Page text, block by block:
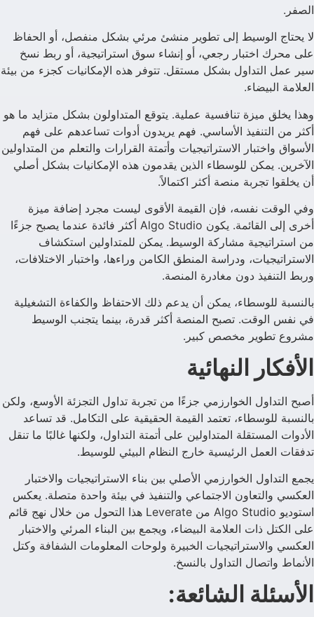
الصفر.
لا يحتاج الوسيط إلى تطوير منشئ مرئي بشكل منفصل، أو الحفاظ
على محرك اختبار رجعي، أو إنشاء سوق استراتيجية، أو ربط نسخ
سير عمل التداول بشكل مستقل. تتوفر هذه الإمكانيات كجزء من بيئة
العلامة البيضاء.
وهذا يخلق ميزة تنافسية عملية. يتوقع المتداولون بشكل متزايد ما هو
أكثر من التنفيذ الأساسي. فهم يريدون أدوات تساعدهم على فهم
الأسواق واختبار الاستراتيجيات وأتمتة القرارات والتعلم من المتداولين
الآخرين. يمكن للوسطاء الذين يقدمون هذه الإمكانيات بشكل أصلي
أن يخلقوا تجربة منصة أكثر اكتمالاً.
وفي الوقت نفسه، فإن القيمة الأقوى ليست مجرد إضافة ميزة
أخرى إلى القائمة. يكون Algo Studio أكثر فائدة عندما يصبح جزءًا
من استراتيجية مشاركة الوسيط. يمكن للمتداولين استكشاف
الاستراتيجيات، ودراسة المنطق الكامن وراءها، واختبار الاختلافات،
وربط التنفيذ دون مغادرة المنصة.
بالنسبة للوسطاء، يمكن أن يدعم ذلك الاحتفاظ والكفاءة التشغيلية
في نفس الوقت. تصبح المنصة أكثر قدرة، بينما يتجنب الوسيط
مشروع تطوير مخصص كبير.
الأفكار النهائية
أصبح التداول الخوارزمي جزءًا من تجربة تداول التجزئة الأوسع، ولكن
بالنسبة للوسطاء، تعتمد القيمة الحقيقية على التكامل. قد تساعد
الأدوات المستقلة المتداولين على أتمتة التداول، ولكنها غالبًا ما تنقل
تدفقات العمل الرئيسية خارج النظام البيئي للوسيط.
يجمع التداول الخوارزمي الأصلي بين بناء الاستراتيجيات والاختبار
العكسي والتعاون الاجتماعي والتنفيذ في بيئة واحدة متصلة. يعكس
استوديو Algo Studio من Leverate هذا التحول من خلال نهج قائم
على الكتل ذات العلامة البيضاء، ويجمع بين البناء المرئي والاختبار
العكسي والاستراتيجيات الخبيرة ولوحات المعلومات الشفافة وكتل
الأنماط واتصال التداول بالنسخ.
الأسئلة الشائعة: